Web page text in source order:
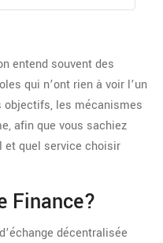
entend souvent des
qui n’ont rien à voir l’un
objectifs, les mécanismes
afin que vous sachiez
et quel service choisir
Finance?
décentralisée